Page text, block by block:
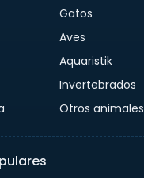
Gatos
Aves
Aquaristik
Invertebrados
Otros animales